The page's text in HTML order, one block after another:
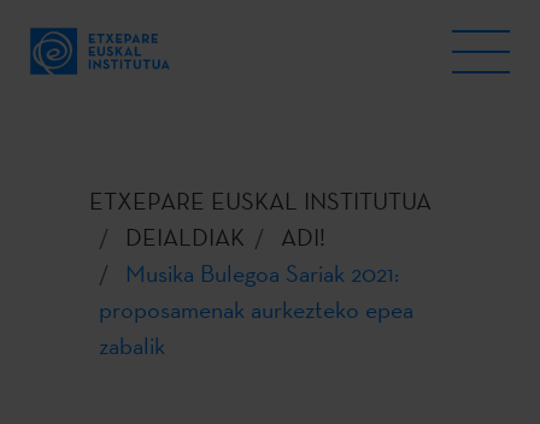
ETXEPARE EUSKAL INSTITUTUA
DEIALDIAK
ADI!
Musika Bulegoa Sariak 2021:
proposamenak aurkezteko epea
zabalik